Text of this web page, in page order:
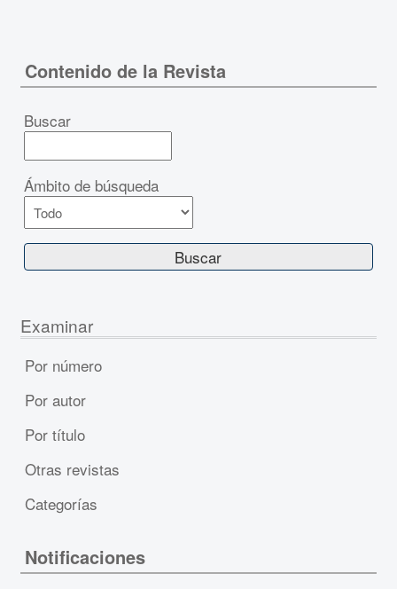
Contenido de la Revista
Buscar
Ámbito de búsqueda
Examinar
Por número
Por autor
Por título
Otras revistas
Categorías
Notificaciones